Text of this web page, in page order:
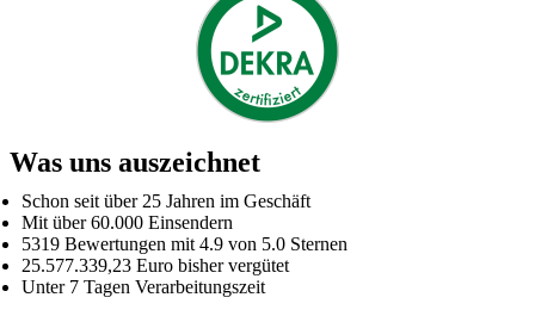
Was uns auszeichnet
Schon seit über 25 Jahren im Geschäft
Mit über 60.000 Einsendern
5319 Bewertungen mit 4.9 von 5.0 Sternen
25.577.339,23 Euro bisher vergütet
Unter 7 Tagen Verarbeitungszeit